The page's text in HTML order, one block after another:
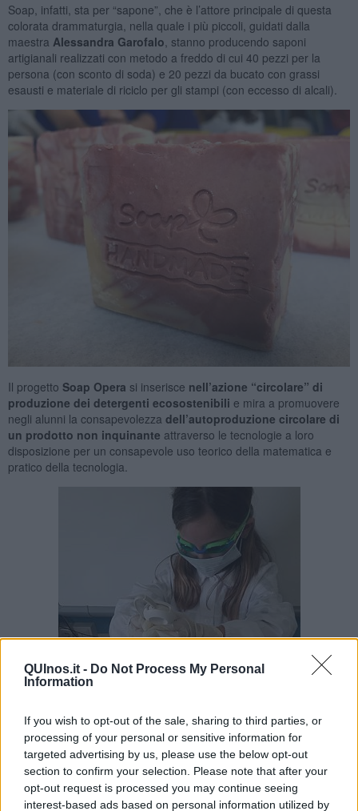
QUInos.it - Do Not Process My Personal
Information
If you wish to opt-out of the sale, sharing to third parties, or
processing of your personal or sensitive information for
targeted advertising by us, please use the below opt-out
section to confirm your selection. Please note that after your
opt-out request is processed you may continue seeing
interest-based ads based on personal information utilized by
Soap, infatti, sta per “sapone”, che è l’attore principale di questa
colorata drammaturgia, nella quale i più piccoli, guidati dalla
maestra Alessandra Garofalo , stanno producendo saponi
artigianali realizzati con metodo a freddo di cui 40 pezzi per la
persona (con sconto di soda) e 20 pezzi da bucato con grassi
esausti e materiale di riciclo per gli stampi (con eccesso di alcali).
Il progetto Soap Opera si inserisce nell’azione “circolare” di
produzione dei detergenti ecosostenibili e mira a promuovere
negli alunni la consapevolezza dell’autoproduzione circolare di
un prodotto non inquinante attraverso le tecnologie a loro
disposizione per un consapevole uso teorico della matematica e
pratico della tecnologia.